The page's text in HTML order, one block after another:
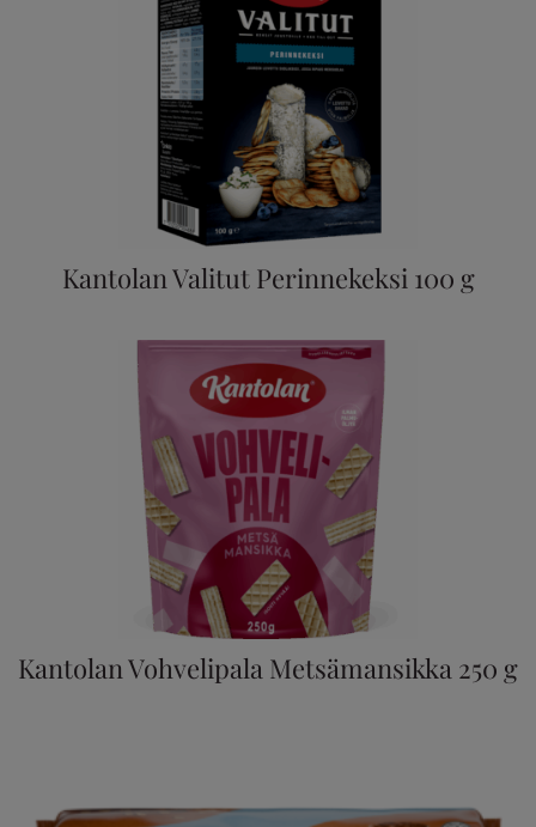
Kantolan Valitut Perinnekeksi 100 g
Kantolan Vohvelipala Metsämansikka 250 g